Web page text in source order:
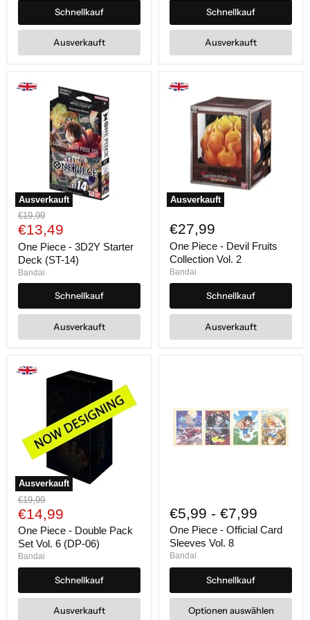
Schnellkauf
Ausverkauft
Schnellkauf
Ausverkauft
Ausverkauft
One
Piece
-
3D2Y
Starter
Deck
(ST-
Ursprünglicher
Preis
€19,99
Aktueller
Preis
€13,49
One Piece - 3D2Y Starter
Deck (ST-14)
Bandai
Schnellkauf
Ausverkauft
Ausverkauft
Piece
-
Devil
Fruits
Collection
Vol.
€27,99
One Piece - Devil Fruits
Collection Vol. 2
Bandai
Schnellkauf
Ausverkauft
Ausverkauft
One
Piece
-
Double
Pack
Set
Vol.
06)
Ursprünglicher
Preis
€19,99
Aktueller
Preis
€14,99
One Piece - Double Pack
Set Vol. 6 (DP-06)
Bandai
Schnellkauf
Ausverkauft
Piece
-
Official
Card
Sleeves
€5,99 - €7,99
One Piece - Official Card
Sleeves Vol. 8
Bandai
Schnellkauf
Optionen auswählen